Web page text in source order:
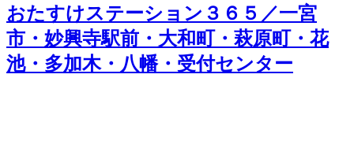
おたすけステーション３６５／一宮
市・妙興寺駅前・大和町・萩原町・花
池・多加木・八幡・受付センター